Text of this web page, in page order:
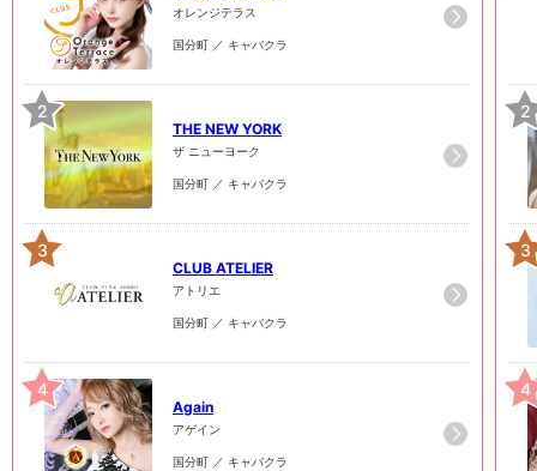
オレンジテラス
国分町 ／ キャバクラ
2
THE NEW YORK
ザ ニューヨーク
国分町 ／ キャバクラ
3
CLUB ATELIER
アトリエ
国分町 ／ キャバクラ
4
Again
アゲイン
国分町 ／ キャバクラ
2
3
4